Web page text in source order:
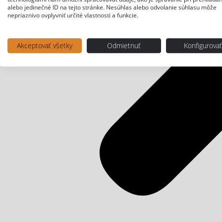
alebo jedinečné ID na tejto stránke. Nesúhlas alebo odvolanie súhlasu môže
nepriaznivo ovplyvniť určité vlastnosti a funkcie.
Akceptovať všetky Odmietnuť Konfigurovať